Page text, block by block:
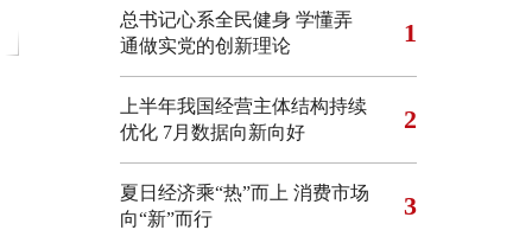
总书记心系全民健身 学懂弄
通做实党的创新理论
1
上半年我国经营主体结构持续
优化 7月数据向新向好 2
夏日经济乘“热”而上 消费市场
向“新”而行
3